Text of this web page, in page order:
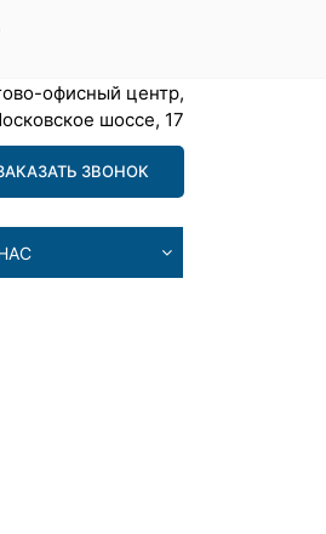
офисный центр,
шоссе, 17
ЗВОНОК